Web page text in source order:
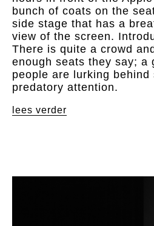
bunch of coats on the
side stage that has a
view of the screen.
There is quite a crowd
enough seats they say; a
people are lurking
predatory attention.
lees verder